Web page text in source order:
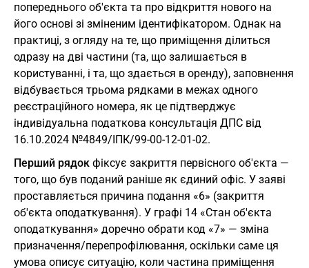
попереднього об'єкта та про відкриття нового на
його основі зі зміненим ідентифікатором. Однак на
практиці, з огляду на те, що приміщення ділиться
одразу на дві частини (та, що залишається в
користуванні, і та, що здається в оренду), заповнення
відбувається трьома рядками в межах одного
реєстраційного номера, як це підтверджує
індивідуальна податкова консультація ДПС від
16.10.2024 №4849/ІПК/99-00-12-01-02.
Перший рядок фіксує закриття первісного об'єкта —
того, що був поданий раніше як єдиний офіс. У заяві
проставляється причина подання «6» (закриття
об'єкта оподаткування). У графі 14 «Стан об'єкта
оподаткування» доречно обрати код «7» — зміна
призначення/перепрофілювання, оскільки саме ця
умова описує ситуацію, коли частина приміщення